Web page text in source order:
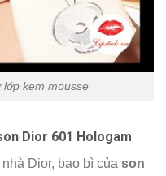
kem mousse
Dior 601 Hologam
Dior, bao bì của son